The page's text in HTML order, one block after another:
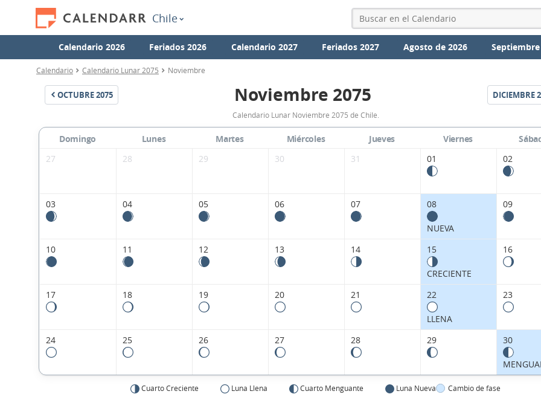
Chile
Calendario 2026 Feriados 2026 Calendario 2027 Feriados 2027 Agosto de 2026
Calendario Calendario Lunar 2075 Noviembre
OCTUBRE2075
Calendario
Lunar
Noviembre
Noviembre 2075 DICIEMBRE
Calendario Lunar Noviembre 2075 de Chile.
Domingo Lunes Martes Miércoles Jueves Viernes
27
28 29 30 31 01 02
03 04 05 06 07 08
NUEVA
09
10 11 12 13 14 15
CRECIENTE
16
17 18 19 20 21 22
LLENA
23
24 25 26 27 28 29 30
Cuarto Creciente Luna Llena Cuarto Menguante Luna Nueva Cambio de fase